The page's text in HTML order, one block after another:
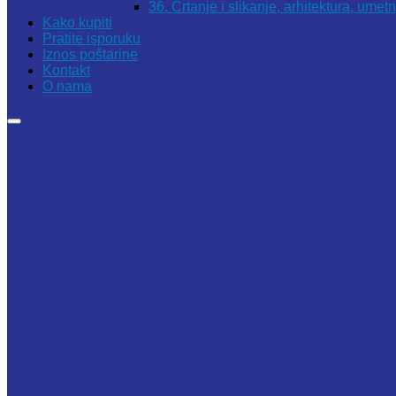
36. Crtanje i slikanje, arhitektura,
Kako kupiti
Pratite isporuku
Iznos poštarine
Kontakt
O nama